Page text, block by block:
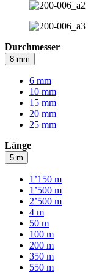
Durchmesser
8 mm
6 mm
10 mm
15 mm
20 mm
25 mm
Länge
5 m
1’150 m
1’500 m
2’500 m
4 m
50 m
100 m
200 m
350 m
550 m